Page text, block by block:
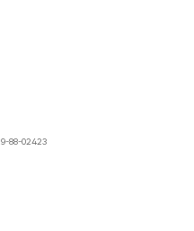
88-02423